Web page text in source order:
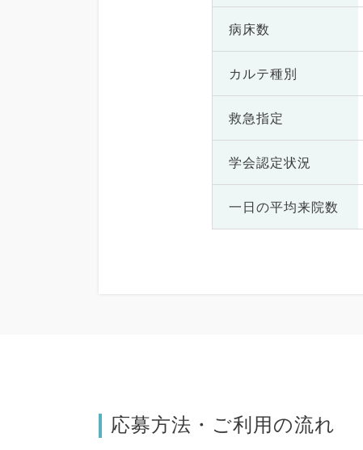
病床数
カルテ種別
救急指定
学会認定状況
一日の平均来院数
応募方法・ご利用の流れ